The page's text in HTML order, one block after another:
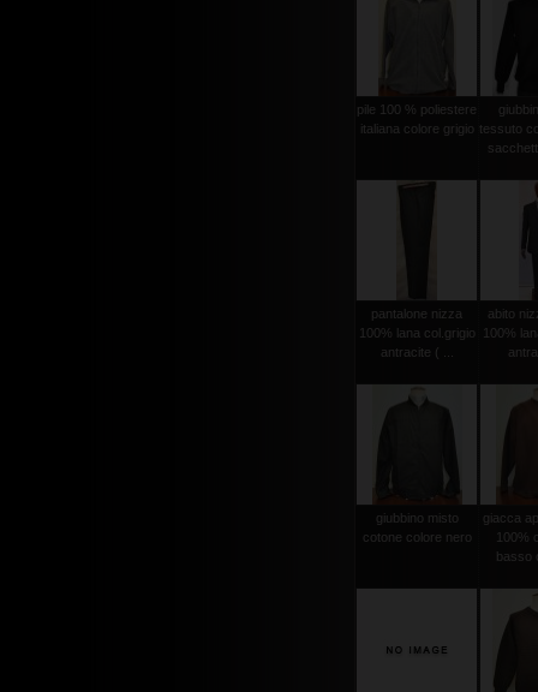
pile 100 % poliestere
italiana colore grigio
tessuto
pantalone nizza
100% lana col.grigio
antracite ( ...
abito
100%
giubbino misto
cotone colore nero
giacca
100%
basso